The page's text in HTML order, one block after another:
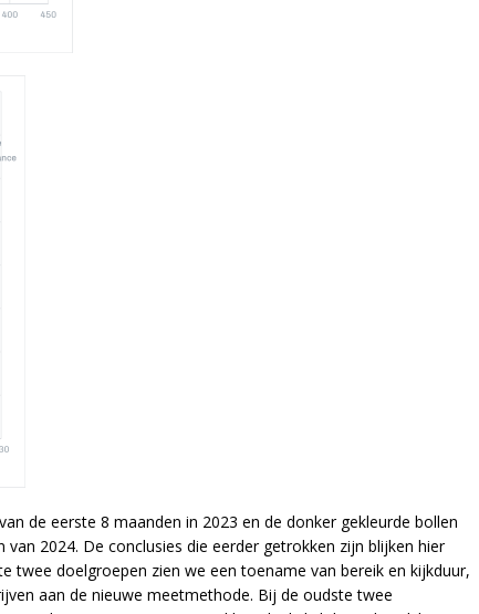
de eerste 8 maanden in 2023 en de donker gekleurde bollen
2024. De conclusies die eerder getrokken zijn blijken hier
twee doelgroepen zien we een toename van bereik en kijkduur,
aan de nieuwe meetmethode. Bij de oudste twee